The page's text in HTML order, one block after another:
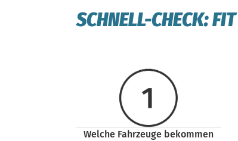
SCHNELL-CHECK:
Welche Fahrzeuge bekommen